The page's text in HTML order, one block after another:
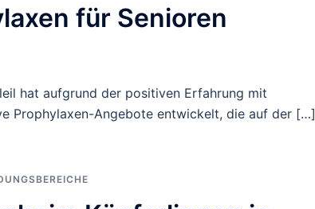
für Senioren
hat aufgrund der positiven Erfahrung mit
Prophylaxen-Angebote entwickelt, die auf der […]